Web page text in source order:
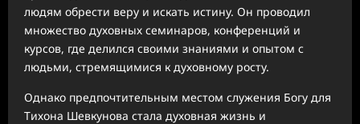
людям обрести веру и искать истину. Он проводил
множество духовных семинаров, конференций и
курсов, где делился своими знаниями и опытом с
людьми, стремящимися к духовному росту.
Однако предпочтительным местом служения Богу для
Тихона Шевкунова стала духовная жизнь и